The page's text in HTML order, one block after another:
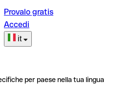
Provalo gratis
Accedi
it
per paese nella tua lingua